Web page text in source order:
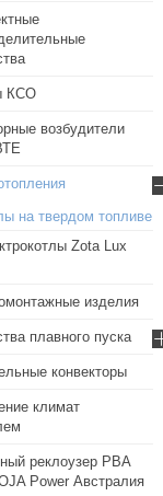
КСО
возбудители
на твердом топливе
Zota Lux
изделия
плавного пуска
конвекторы
климат
реклоузер РВА
Power Австралия